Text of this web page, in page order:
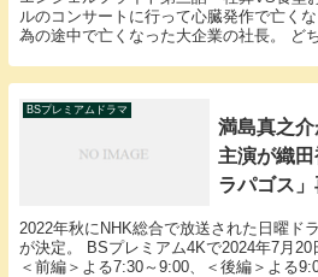
ルのコンサートに行って心臓発作で亡く
為の途中で亡くなった大企業の社長。 ど
BSプレミアムドラマ
満島真之介
主演が織
ラパゴス
2022年秋にNHK総合で放送された日曜ド
が決定。 BSプレミアム4Kで2024年7月20
＜前編＞よる7:30～9:00、＜後編＞よる